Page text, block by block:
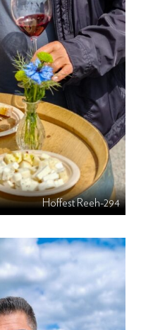
Hoffest Reeh-294